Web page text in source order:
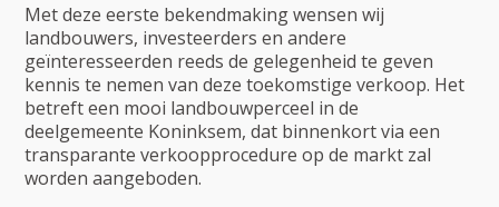
Met deze eerste bekendmaking wensen wij
landbouwers, investeerders en andere
geïnteresseerden reeds de gelegenheid te geven
kennis te nemen van deze toekomstige verkoop. Het
betreft een mooi landbouwperceel in de
deelgemeente Koninksem, dat binnenkort via een
transparante verkoopprocedure op de markt zal
worden aangeboden.